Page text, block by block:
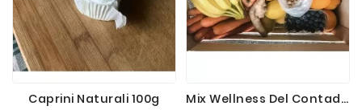
Caprini Naturali 100g
Mix Wellness Del Contadino - 13kg Ca